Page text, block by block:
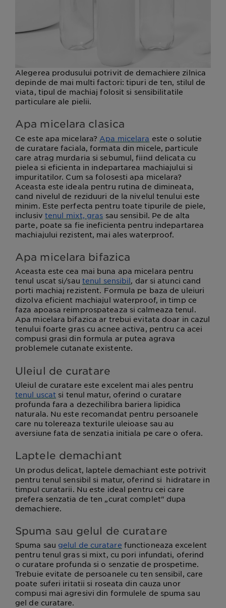
Alegerea produsului potrivit de demachiere zilnica
depinde de mai multi factori: tipuri de ten, stilul de
viata, tipul de machiaj folosit si sensibilitatile
particulare ale pielii.
Apa micelara clasica
Ce este apa micelara? Apa micelara este o solutie
de curatare faciala, formata din micele, particule
care atrag murdaria si sebumul, fiind delicata cu
pielea si eficienta in indepartarea machiajului si
impuritatilor. Cum sa folosesti apa micelara?
Aceasta este ideala pentru rutina de dimineata,
cand nivelul de reziduuri de la nivelul tenului este
minim. Este perfecta pentru toate tipurile de piele,
inclusiv tenul mixt, gras sau sensibil. Pe de alta
parte, poate sa fie ineficienta pentru indepartarea
machiajului rezistent, mai ales waterproof.
Apa micelara bifazica
Aceasta este cea mai buna apa micelara pentru
tenul uscat si/sau tenul sensibil, dar si atunci cand
porti machiaj rezistent. Formula pe baza de uleiuri
dizolva eficient machiajul waterproof, in timp ce
faza apoasa reimprospateaza si calmeaza tenul.
Apa micelara bifazica ar trebui evitata doar in cazul
tenului foarte gras cu acnee activa, pentru ca acei
compusi grasi din formula ar putea agrava
problemele cutanate existente.
Uleiul de curatare
Uleiul de curatare este excelent mai ales pentru
tenul uscat si tenul matur, oferind o curatare
profunda fara a dezechilibra bariera lipidica
naturala. Nu este recomandat pentru persoanele
care nu tolereaza texturile uleioase sau au
aversiune fata de senzatia initiala pe care o ofera.
Laptele demachiant
Un produs delicat, laptele demachiant este potrivit
pentru tenul sensibil si matur, oferind si hidratare in
timpul curatarii. Nu este ideal pentru cei care
prefera senzatia de ten „curat complet" dupa
demachiere.
Spuma sau gelul de curatare
Spuma sau gelul de curatare functioneaza excelent
pentru tenul gras si mixt, cu pori infundati, oferind
o curatare profunda si o senzatie de prospetime.
Trebuie evitate de persoanele cu ten sensibil, care
poate suferi iritatii si roseata din cauza unor
compusi mai agresivi din formulele de spuma sau
gel de curatare.